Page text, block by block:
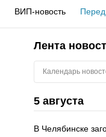
ВИП-новость
Лента
Календарь
5 августа
В Челябинске